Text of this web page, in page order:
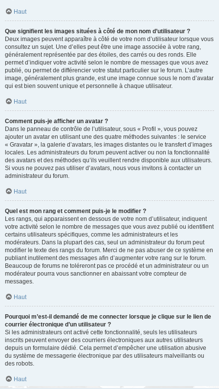
Haut
Que signifient les images situées à côté de mon nom d’utilisateur ?
Deux images peuvent apparaître à côté de votre nom d’utilisateur lorsque vous
consultez un sujet. Une d’elles peut être une image associée à votre rang,
généralement représentée par des étoiles, des carrés ou des ronds. Elle
permet d’indiquer votre activité selon le nombre de messages que vous avez
publié, ou permet de différencier votre statut particulier sur le forum. L’autre
image, généralement plus grande, est une image connue sous le nom d’avatar
qui est bien souvent unique et personnelle à chaque utilisateur.
Haut
Comment puis-je afficher un avatar ?
Dans le panneau de contrôle de l’utilisateur, sous « Profil », vous pouvez
ajouter un avatar en utilisant une des quatre méthodes suivantes : le service
« Gravatar », la galerie d’avatars, les images distantes ou le transfert d’images
locales. Les administrateurs du forum peuvent activer ou non la fonctionnalité
des avatars et des méthodes qu’ils veuillent rendre disponible aux utilisateurs.
Si vous ne pouvez pas utiliser d’avatars, nous vous invitons à contacter un
administrateur du forum.
Haut
Quel est mon rang et comment puis-je le modifier ?
Les rangs, qui apparaissent en dessous de votre nom d’utilisateur, indiquent
votre activité selon le nombre de messages que vous avez publié ou identifient
certains utilisateurs spécifiques, comme les administrateurs et les
modérateurs. Dans la plupart des cas, seul un administrateur du forum peut
modifier le texte des rangs du forum. Merci de ne pas abuser de ce système en
publiant inutilement des messages afin d’augmenter votre rang sur le forum.
Beaucoup de forums ne toléreront pas ce procédé et un administrateur ou un
modérateur pourra vous sanctionner en abaissant votre compteur de
messages.
Haut
Pourquoi m’est-il demandé de me connecter lorsque je clique sur le lien de
courrier électronique d’un utilisateur ?
Si les administrateurs ont activé cette fonctionnalité, seuls les utilisateurs
inscrits peuvent envoyer des courriers électroniques aux autres utilisateurs
depuis un formulaire dédié. Cela permet d’empêcher une utilisation abusive
du système de messagerie électronique par des utilisateurs malveillants ou
des robots.
Haut